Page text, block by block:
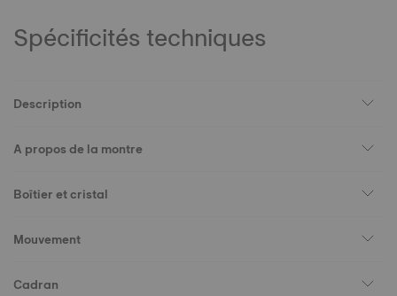
Spécificités techniques
Description
A propos de la montre
Boîtier et cristal
Mouvement
Cadran